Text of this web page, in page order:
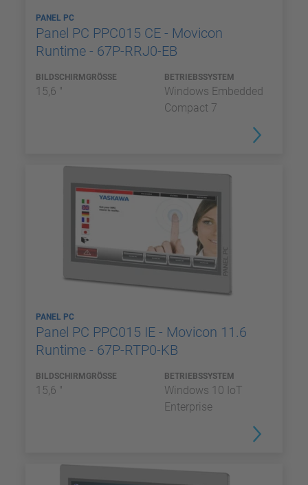
PANEL PC
Panel PC PPC015 CE - Movicon
Runtime - 67P-RRJ0-EB
BILDSCHIRMGRÖSSE
15,6 "
BETRIEBSSYSTEM
Windows Embedded
Compact 7
PANEL PC
Panel PC PPC015 IE - Movicon 11.6
Runtime - 67P-RTP0-KB
BILDSCHIRMGRÖSSE
15,6 "
BETRIEBSSYSTEM
Windows 10 IoT
Enterprise